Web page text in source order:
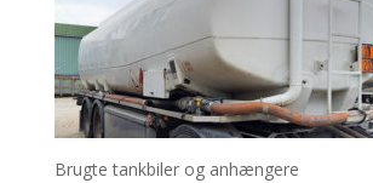
Brugte tankbiler og anhængere